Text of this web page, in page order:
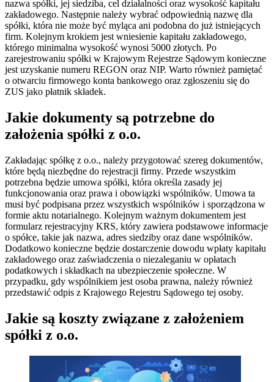
nazwa spółki, jej siedziba, cel działalności oraz wysokość kapitału
zakładowego. Następnie należy wybrać odpowiednią nazwę dla
spółki, która nie może być myląca ani podobna do już istniejących
firm. Kolejnym krokiem jest wniesienie kapitału zakładowego,
którego minimalna wysokość wynosi 5000 złotych. Po
zarejestrowaniu spółki w Krajowym Rejestrze Sądowym konieczne
jest uzyskanie numeru REGON oraz NIP. Warto również pamiętać
o otwarciu firmowego konta bankowego oraz zgłoszeniu się do
ZUS jako płatnik składek.
Jakie dokumenty są potrzebne do
założenia spółki z o.o.
Zakładając spółkę z o.o., należy przygotować szereg dokumentów,
które będą niezbędne do rejestracji firmy. Przede wszystkim
potrzebna będzie umowa spółki, która określa zasady jej
funkcjonowania oraz prawa i obowiązki wspólników. Umowa ta
musi być podpisana przez wszystkich wspólników i sporządzona w
formie aktu notarialnego. Kolejnym ważnym dokumentem jest
formularz rejestracyjny KRS, który zawiera podstawowe informacje
o spółce, takie jak nazwa, adres siedziby oraz dane wspólników.
Dodatkowo konieczne będzie dostarczenie dowodu wpłaty kapitału
zakładowego oraz zaświadczenia o niezaleganiu w opłatach
podatkowych i składkach na ubezpieczenie społeczne. W
przypadku, gdy wspólnikiem jest osoba prawna, należy również
przedstawić odpis z Krajowego Rejestru Sądowego tej osoby.
Jakie są koszty związane z założeniem
spółki z o.o.